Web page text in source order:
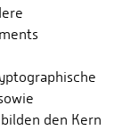
den Kern